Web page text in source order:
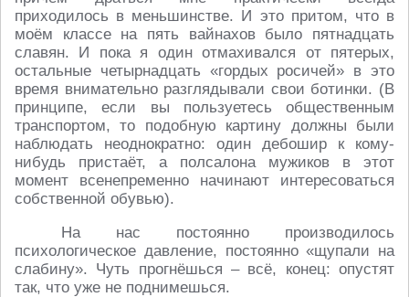
приходилось в меньшинстве. И это притом, что в
моём классе на пять вайнахов было пятнадцать
славян. И пока я один отмахивался от пятерых,
остальные четырнадцать «гордых росичей» в это
время внимательно разглядывали свои ботинки. (В
принципе, если вы пользуетесь общественным
транспортом, то подобную картину должны были
наблюдать неоднократно: один дебошир к кому-
нибудь пристаёт, а полсалона мужиков в этот
момент всенепременно начинают интересоваться
собственной обувью).
На нас постоянно производилось
психологическое давление, постоянно «щупали на
слабину». Чуть прогнёшься – всё, конец: опустят
так, что уже не поднимешься.